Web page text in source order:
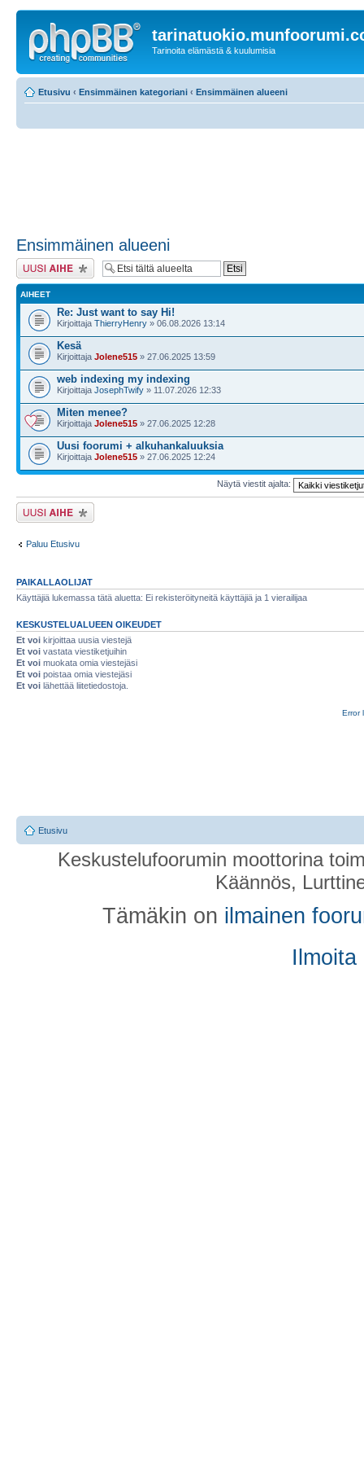
Tarinoita elämästä & kuulumisia
Etusivu ‹ Ensimmäinen kategoriani ‹ Ensimmäinen alueeni
Ensimmäinen alueeni
Lähetä uusi viesti
AIHEET
Re: Just want to say Hi!
Kirjoittaja ThierryHenry » 06.08.2026 13:14
Kesä
Kirjoittaja Jolene515 » 27.06.2025 13:59
web indexing my indexing
Kirjoittaja JosephTwify » 11.07.2026 12:33
Miten menee?
Kirjoittaja Jolene515 » 27.06.2025 12:28
Uusi foorumi + alkuhankaluuksia
Kirjoittaja Jolene515 » 27.06.2025 12:24
Näytä viestit ajalta:
Lähetä uusi viesti
Paluu Etusivu
PAIKALLAOLIJAT
Käyttäjiä lukemassa tätä aluetta: Ei rekisteröityneitä käyttäjiä ja 1 vierailijaa
KESKUSTELUALUEEN OIKEUDET
Et voi kirjoittaa uusia viestejä
Et voi vastata viestiketjuihin
Et voi muokata omia viestejäsi
Et voi poistaa omia viestejäsi
Et voi lähettää liitetiedostoja.
Error
Etusivu
Keskustelufoorumin moottorina
Käännös,
Tämäkin on ilmainen